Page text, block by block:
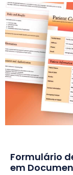
Formulário
em